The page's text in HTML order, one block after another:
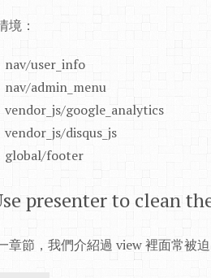
境：
nav/user_info
nav/admin_menu
vendor_js/google_analytics
vendor_js/disqus_js
global/footer
presenter to clean
章節，我們介紹過 view 裡面常被